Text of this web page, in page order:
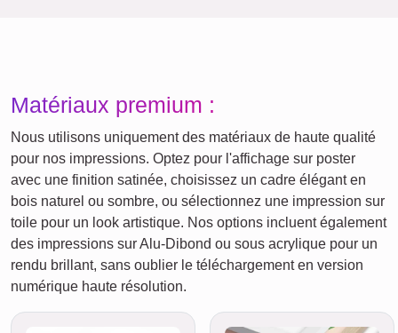
Matériaux premium :
Nous utilisons uniquement des matériaux de haute qualité
pour nos impressions. Optez pour l'affichage sur poster
avec une finition satinée, choisissez un cadre élégant en
bois naturel ou sombre, ou sélectionnez une impression sur
toile pour un look artistique. Nos options incluent également
des impressions sur Alu-Dibond ou sous acrylique pour un
rendu brillant, sans oublier le téléchargement en version
numérique haute résolution.